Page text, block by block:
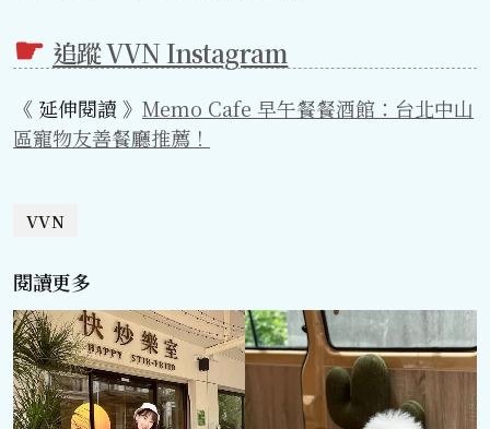
追蹤 VVN Instagram
《 延伸閱讀 》 Memo Cafe 早午餐餐酒館：台北中山
區寵物友善餐廳推薦！
VVN
閱讀更多